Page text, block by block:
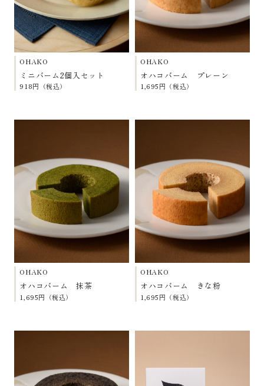
OHAKO
ミニバーム2個入セット
918円（税込）
OHAKO
オハコバーム プレーン
1,695円（税込）
OHAKO
オハコバーム 抹茶
1,695円（税込）
OHAKO
オハコバーム きな粉
1,695円（税込）